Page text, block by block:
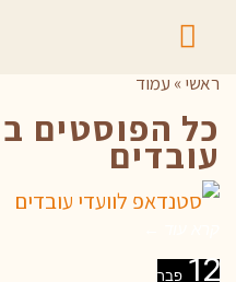
ראשי» עמוד
כל הפוסטים ב
עובדים
12 פבר